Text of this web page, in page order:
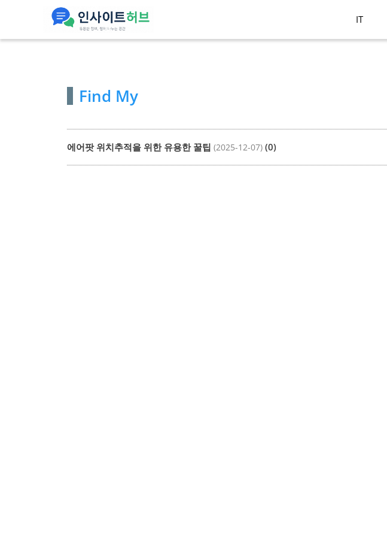
IT
Find My
에어팟 위치추적을 위한 유용한 꿀팁 (2025-12-07) (0)